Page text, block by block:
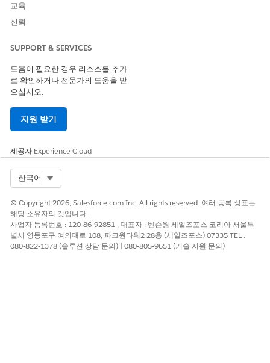
다음 사항도 참조:
Agentforce Marketing을 사용한 B2C Commerce의 전제 조건
교육
신뢰
SUPPORT & SERVICES
도움이 필요한 경우 리소스를 추가
로 확인하거나 전문가의 도움을 받
으십시오.
지원 받기
제공자 Experience Cloud
한국어
© Copyright 2026, Salesforce.com Inc. All rights reserved. 여러 등록 상표는
해당 소유자의 것입니다.
사업자 등록번호 : 120-86-92851 , 대표자 : 벤슨웡 세일즈포스 코리아 서울특
별시 영등포구 여의대로 108, 파크원타워2 28층 (세일즈포스) 07335 TEL :
080-822-1378 (솔루션 상담 문의) | 080-805-9651 (기술 지원 문의)